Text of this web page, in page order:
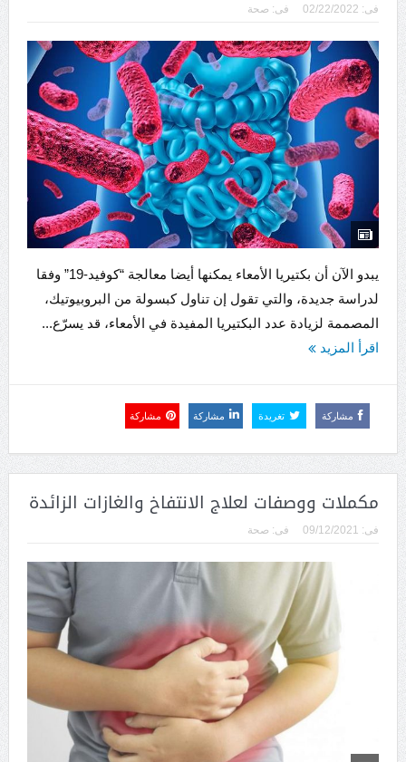
فى: 02/22/2022 فى: صحة
يبدو الآن أن بكتيريا الأمعاء يمكنها أيضا معالجة “كوفيد-19” وفقا
لدراسة جديدة، والتي تقول إن تناول كبسولة من البروبيوتيك،
المصممة لزيادة عدد البكتيريا المفيدة في الأمعاء، قد يسرّع...
اقرأ المزيد
مشاركة تغريدة مشاركة مشاركة
مكملات ووصفات لعلاج الانتفاخ والغازات الزائدة
فى: 09/12/2021 فى: صحة